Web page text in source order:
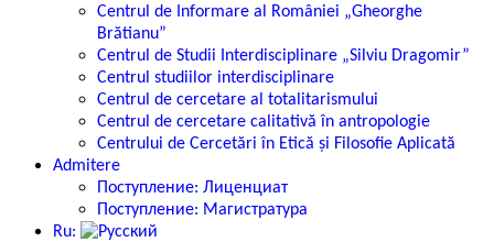
Centrul de Informare al României „Gheorghe
Brătianu”
Centrul de Studii Interdisciplinare „Silviu Dragomir”
Centrul studiilor interdisciplinare
Centrul de cercetare al totalitarismului
Centrul de cercetare calitativă în antropologie
Centrului de Cercetări în Etică și Filosofie Aplicată
Admitere
Поступление: Лиценциат
Поступление: Магистратура
Ru: